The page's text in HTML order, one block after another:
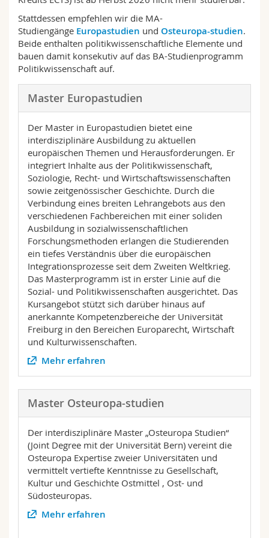
Math.-Nat. und Med. Fak.
Interfakultär
Mitarbeitende
Doktorierende
Vorlesungsverzeichnis
MyUnifr
Stattdessen empfehlen wir die MA-
Studiengänge Europastudien und Osteuropa-studien.
Beide enthalten politikwissenschaftliche Elemente und
bauen damit konsekutiv auf das BA-Studienprogramm
Politikwissenschaft auf.
Master Europastudien
Der Master in Europastudien bietet eine
interdisziplinäre Ausbildung zu aktuellen
europäischen Themen und Herausforderungen. Er
integriert Inhalte aus der Politikwissenschaft,
Soziologie, Recht- und Wirtschaftswissenschaften
sowie zeitgenössischer Geschichte. Durch die
Verbindung eines breiten Lehrangebots aus den
verschiedenen Fachbereichen mit einer soliden
Ausbildung in sozialwissenschaftlichen
Forschungsmethoden erlangen die Studierenden
ein tiefes Verständnis über die europäischen
Integrationsprozesse seit dem Zweiten Weltkrieg.
Das Masterprogramm ist in erster Linie auf die
Sozial- und Politikwissenschaften ausgerichtet. Das
Kursangebot stützt sich darüber hinaus auf
anerkannte Kompetenzbereiche der Universität
Freiburg in den Bereichen Europarecht, Wirtschaft
und Kulturwissenschaften.
Mehr erfahren
Master Osteuropa-studien
Der interdisziplinäre Master „Osteuropa Studien“
(Joint Degree mit der Universität Bern) vereint die
Osteuropa Expertise zweier Universitäten und
vermittelt vertiefte Kenntnisse zu Gesellschaft,
Kultur und Geschichte Ostmittel , Ost- und
Südosteuropas.
Mehr erfahren